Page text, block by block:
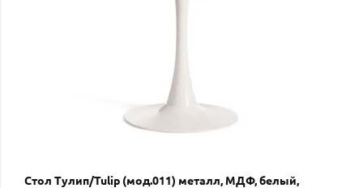
Стол Тулип/Tulip (мод.011) металл, МДФ, белый,